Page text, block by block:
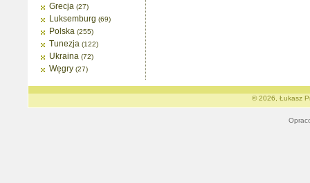
Grecja (27)
Luksemburg (69)
Polska (255)
Tunezja (122)
Ukraina (72)
Węgry (27)
© 2026, Łukasz